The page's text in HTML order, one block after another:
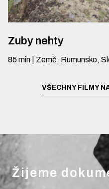
Zuby nehty
85 min Země: Rumunsko,
VŠECHNY FILMY
Žijeme